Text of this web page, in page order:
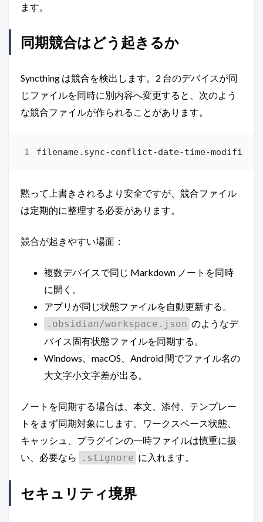
ます。
同期競合はどう起きるか
Syncthing は競合を検出します。2 台のデバイスが同
じファイルを同時に別内容へ変更すると、次のよう
な競合ファイルが作られることがあります。
黙って上書きされるより安全ですが、競合ファイル
は定期的に整理する必要があります。
競合が起きやすい場面：
複数デバイスで同じ Markdown ノートを同時
に開く。
アプリが同じ状態ファイルを自動更新する。
.obsidian/workspace.json のようなデ
バイス固有状態ファイルを同期する。
Windows、macOS、Android 間でファイル名の
大文字小文字差が出る。
ノートを同期する場合は、本文、添付、テンプレー
トをまず同期対象にします。ワークスペース状態、
キャッシュ、プラグインの一時ファイルは慎重に扱
い、必要なら
.stignore に入れます。
セキュリティ境界